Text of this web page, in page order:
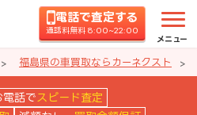
電話で査定する
通話料無料 8:00~22:00
メニュー
福島県の車買取ならカーネクスト
買取ならカー
電話で スピード査定